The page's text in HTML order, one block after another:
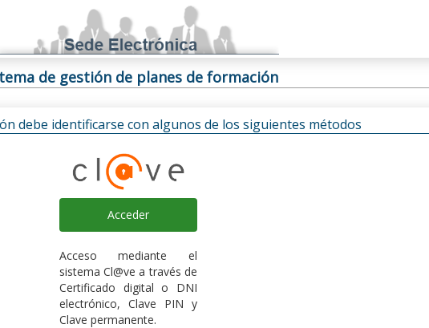
de gestión de planes de formación
debe identificarse con algunos de los siguientes métodos
Acceder
Acceso mediante el
sistema Cl@ve a través de
Certificado digital o DNI
electrónico, Clave PIN y
Clave permanente.